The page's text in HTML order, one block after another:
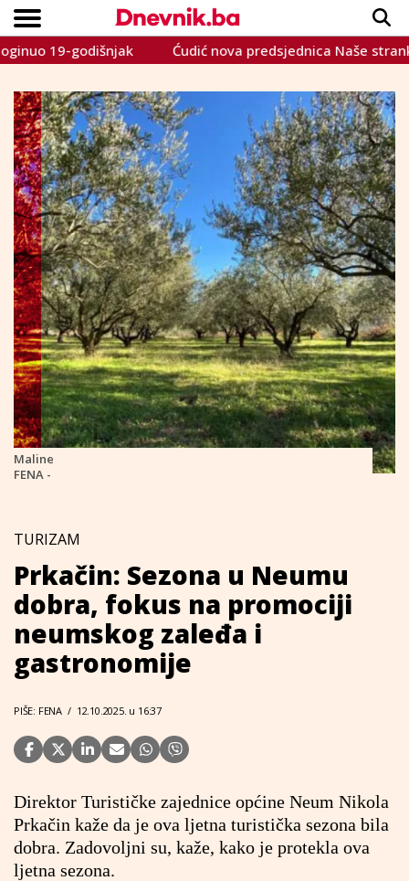
VIJESTI
SPORT
INTERVIEW
TEME
CRNA KRONIKA
LIFESTYLE
Copyright © Dnevnik.ba 2023.
godišnjak Ćudić nova predsjednica Naše stranke:
Maline
FENA -
TURIZAM
Prkačin: Sezona u Neumu
dobra, fokus na promociji
neumskog zaleđa i
gastronomije
PIŠE: FENA / 12.10.2025. u 16:37
Direktor Turističke zajednice općine Neum Nikola
Prkačin kaže da je ova ljetna turistička sezona bila
dobra. Zadovoljni su, kaže, kako je protekla ova
ljetna sezona.